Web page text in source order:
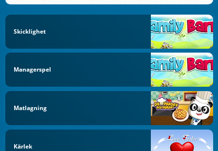
Skicklighet
Managerspel
Matlagning
Kärlek